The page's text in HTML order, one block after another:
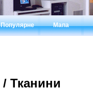
Популярне Мапа
/ Тканини